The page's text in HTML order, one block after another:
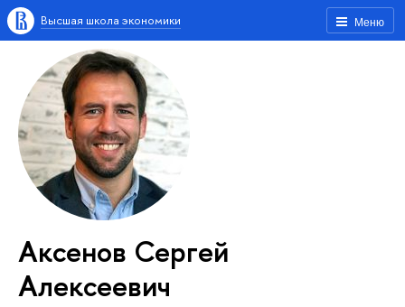
Меню
Высшая школа экономики
Аксенов Сергей
Алексеевич